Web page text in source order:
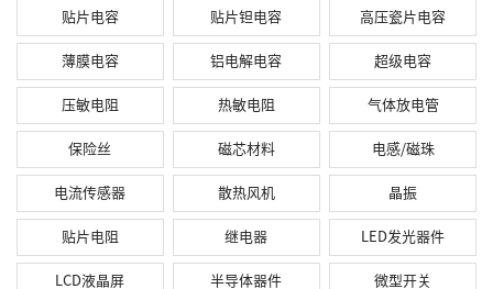
贴片电容 贴片钽电容 高压瓷片电容
薄膜电容 铝电解电容 超级电容
压敏电阻 热敏电阻 气体放电管
保险丝 磁芯材料 电感/磁珠
电流传感器 散热风机 晶振
贴片电阻 继电器 LED发光器件
LCD液晶屏 半导体器件 微型开关